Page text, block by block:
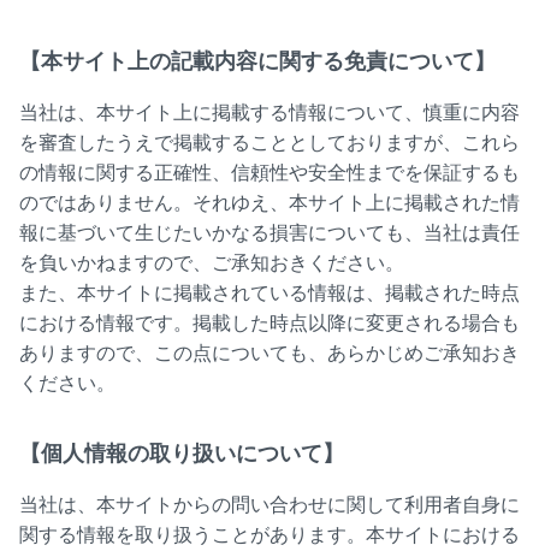
【本サイト上の記載内容に関する免責について】
当社は、本サイト上に掲載する情報について、慎重に内容
を審査したうえで掲載することとしておりますが、これら
の情報に関する正確性、信頼性や安全性までを保証するも
のではありません。それゆえ、本サイト上に掲載された情
報に基づいて生じたいかなる損害についても、当社は責任
を負いかねますので、ご承知おきください。
また、本サイトに掲載されている情報は、掲載された時点
における情報です。掲載した時点以降に変更される場合も
ありますので、この点についても、あらかじめご承知おき
ください。
【個人情報の取り扱いについて】
当社は、本サイトからの問い合わせに関して利用者自身に
関する情報を取り扱うことがあります。本サイトにおける